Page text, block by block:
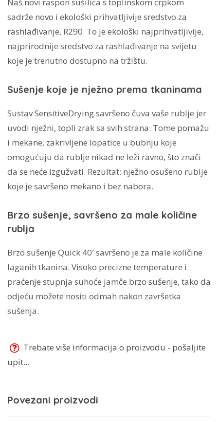
Naš novi raspon sušilica s toplinskom crpkom
sadrže novo i ekološki prihvatljivije sredstvo za
rashlađivanje, R290. To je ekološki najprihvatljivije,
najprirodnije sredstvo za rashlađivanje na svijetu
koje je trenutno dostupno na tržištu.
Sušenje koje je nježno prema tkaninama
Sustav SensitiveDrying savršeno čuva vaše rublje jer
uvodi nježni, topli zrak sa svih strana. Tome pomažu
i mekane, zakrivljene lopatice u bubnju koje
omogućuju da rublje nikad ne leži ravno, što znači
da se neće izgužvati. Rezultat: nježno osušeno rublje
koje je savršeno mekano i bez nabora.
Brzo sušenje, savršeno za male količine
rublja
Brzo sušenje Quick 40′ savršeno je za male količine
laganih tkanina. Visoko precizne temperature i
praćenje stupnja suhoće jamče brzo sušenje, tako da
odjeću možete nositi odmah nakon završetka
sušenja.
Trebate više informacija o proizvodu - pošaljite
upit...
Povezani proizvodi